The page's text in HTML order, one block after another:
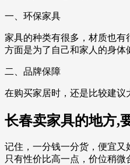
一、环保家具
家具的种类有很多，材质也
方面是为了自己和家人的身体
二、品牌保障
在购买家居时，还是比较建议
长春卖家具的地方,
记住，一分钱一分货，便宜又
只有性价比高一点，价位稍微